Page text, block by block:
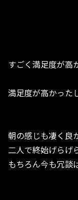
すごく満足度が高
満足度が高かった
朝の感じも凄く良
二人で終始げらげ
もちろん今も冗談